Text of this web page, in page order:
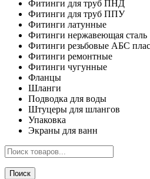
Фитинги для труб ПНД
Фитинги для труб ППУ
Фитинги латунные
Фитинги нержавеющая сталь
Фитинги резьбовые АБС
Фитинги ремонтные
Фитинги чугунные
Фланцы
Шланги
Подводка для воды
Штуцеры для шлангов
Упаковка
Экраны для ванн
Поиск